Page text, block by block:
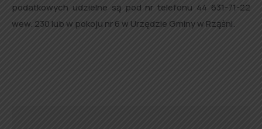
podatkowych udzielne są pod nr telefonu 44 631-71-22
wew. 230 lub w pokoju nr 6 w Urzędzie Gminy w Rząśni.